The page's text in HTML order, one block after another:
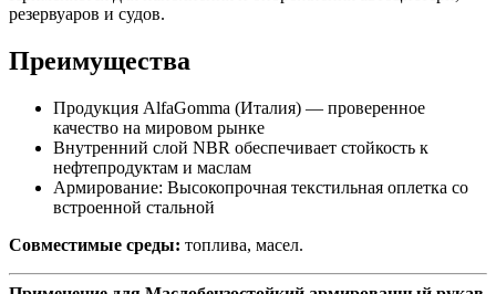
резервуаров и судов.
Преимущества
Продукция AlfaGomma (Италия) — проверенное
качество на мировом рынке
Внутренний слой NBR обеспечивает стойкость к
нефтепродуктам и маслам
Армирование: Высокопрочная текстильная оплетка со
встроенной стальной
Совместимые среды: топлива, масел.